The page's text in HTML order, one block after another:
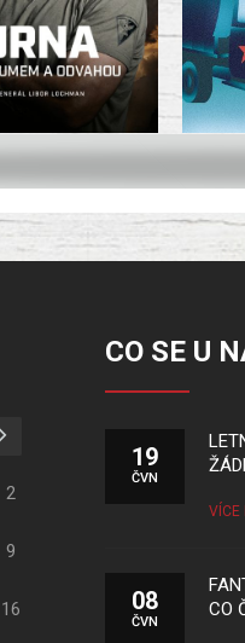
2
9
16
CO SE U
19
ČVN
VÍCE
08
ČVN
CO